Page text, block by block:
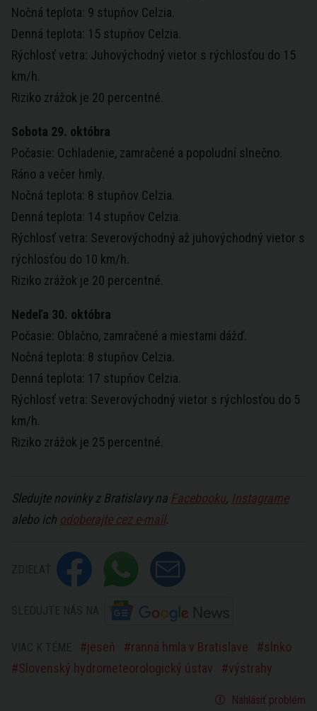
Nočná teplota: 9 stupňov Celzia.
Denná teplota: 15 stupňov Celzia.
Rýchlosť vetra: Juhovýchodný vietor s rýchlosťou do 15
km/h.
Riziko zrážok je 20 percentné.
Sobota 29. októbra
Počasie: Ochladenie, zamračené a popoludní slnečno.
Ráno a večer hmly.
Nočná teplota: 8 stupňov Celzia.
Denná teplota: 14 stupňov Celzia.
Rýchlosť vetra: Severovýchodný až juhovýchodný vietor s
rýchlosťou do 10 km/h.
Riziko zrážok je 20 percentné.
Nedeľa 30. októbra
Počasie: Oblačno, zamračené a miestami dážď.
Nočná teplota: 8 stupňov Celzia.
Denná teplota: 17 stupňov Celzia.
Rýchlosť vetra: Severovýchodný vietor s rýchlosťou do 5
km/h.
Riziko zrážok je 25 percentné.
Sledujte novinky z Bratislavy na Facebooku, Instagrame
alebo ich odoberajte cez e-mail.
jeseň ranná hmla v Bratislave
slnko
Slovenský hydrometeorologický ústav
výstrahy
Nahlásiť problém